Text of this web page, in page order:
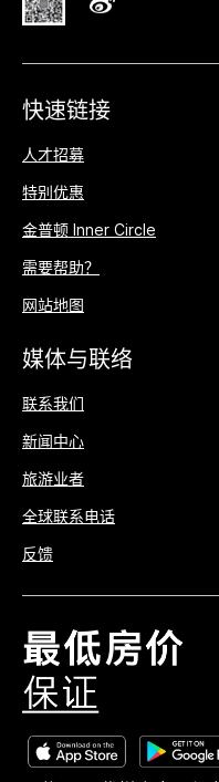
快速链接
人才招募
特别优惠
金普顿 Inner Circle
需要帮助？
网站地图
媒体与联络
联系我们
新闻中心
旅游业者
全球联系电话
反馈